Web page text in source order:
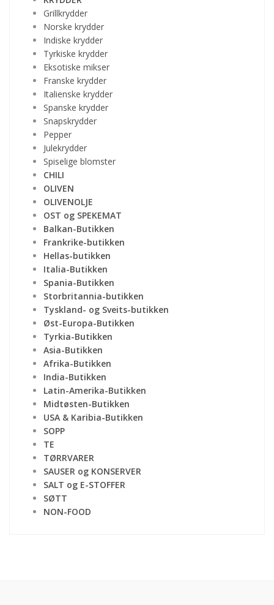
Grillkrydder
Norske krydder
Indiske krydder
Tyrkiske krydder
Eksotiske mikser
Franske krydder
Italienske krydder
Spanske krydder
Snapskrydder
Pepper
Julekrydder
Spiselige blomster
CHILI
OLIVEN
OLIVENOLJE
OST og SPEKEMAT
Balkan-Butikken
Frankrike-butikken
Hellas-butikken
Italia-Butikken
Spania-Butikken
Storbritannia-butikken
Tyskland- og Sveits-butikken
Øst-Europa-Butikken
Tyrkia-Butikken
Asia-Butikken
Afrika-Butikken
India-Butikken
Latin-Amerika-Butikken
Midtøsten-Butikken
USA & Karibia-Butikken
SOPP
TE
TØRRVARER
SAUSER og KONSERVER
SALT og E-STOFFER
SØTT
NON-FOOD